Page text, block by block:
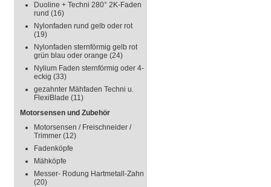
Duoline + Techni 280° 2K-Faden
rund (16)
Nylonfaden rund gelb oder rot
(19)
Nylonfaden sternförmig gelb rot
grün blau oder orange (24)
Nylium Faden sternförmig oder 4-
eckig (33)
gezahnter Mähfaden Techni u.
FlexiBlade (11)
Motorsensen und Zubehör
Motorsensen / Freischneider /
Trimmer (12)
Fadenköpfe
Mähköpfe
Messer- Rodung Hartmetall-Zahn
(20)